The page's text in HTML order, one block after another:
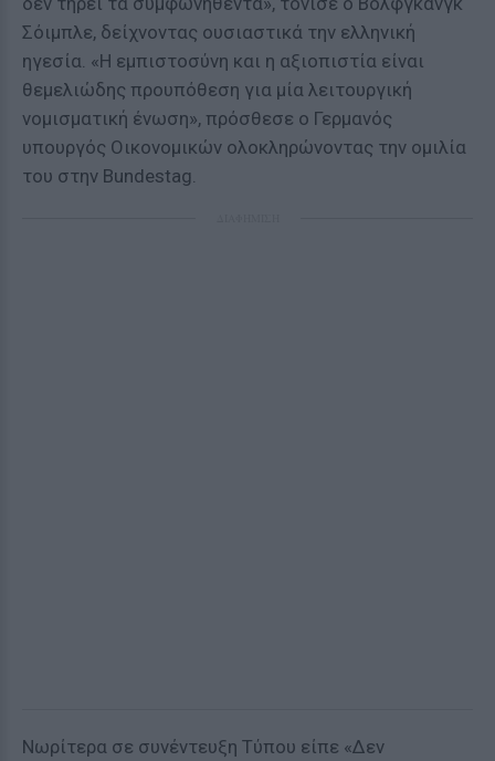
Σόιμπλε, δείχνοντας ουσιαστικά την ελληνική
ηγεσία. «Η εμπιστοσύνη και η αξιοπιστία είναι
θεμελιώδης προυπόθεση για μία λειτουργική
νομισματική ένωση», πρόσθεσε ο Γερμανός
υπουργός Οικονομικών ολοκληρώνοντας την ομιλία
του στην Bundestag.
Νωρίτερα σε συνέντευξη Τύπου είπε «Δεν